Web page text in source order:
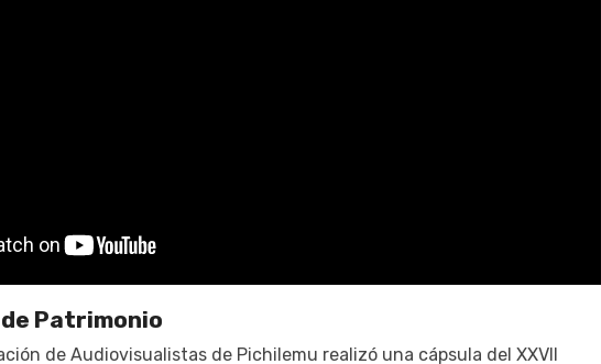
Patrimonio
de Audiovisualistas de Pichilemu realizó una cápsula del XXVII